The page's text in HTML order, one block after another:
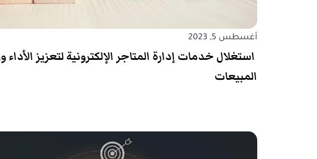
أغسطس 5, 2023
استغلال خدمات إدارة المتاجر الإلكترونية لتعزيز الأداء
المبيعات